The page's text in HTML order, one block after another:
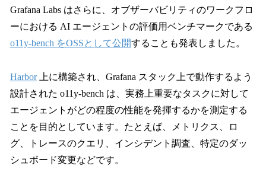
Grafana Labs はさらに、オブザーバビリティのワークフロ
ーにおける AI エージェントの評価用ベンチマークである
o11y-bench をOSSとして公開することも発表しました。
Harbor上に構築され、Grafana スタック上で動作するよう
設計された o11y-bench は、実務上重要なタスクに対して
エージェントがどの程度の性能を発揮するかを測定する
ことを目的としています。たとえば、メトリクス、ロ
グ、トレースのクエリ、インシデント調査、特定のダッ
シュボード変更などです。